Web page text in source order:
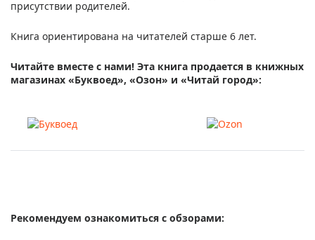
присутствии родителей.
Книга ориентирована на читателей старше 6 лет.
Читайте вместе с нами! Эта книга продается в книжных
магазинах «Буквоед», «Озон» и «Читай город»:
Рекомендуем ознакомиться с обзорами: